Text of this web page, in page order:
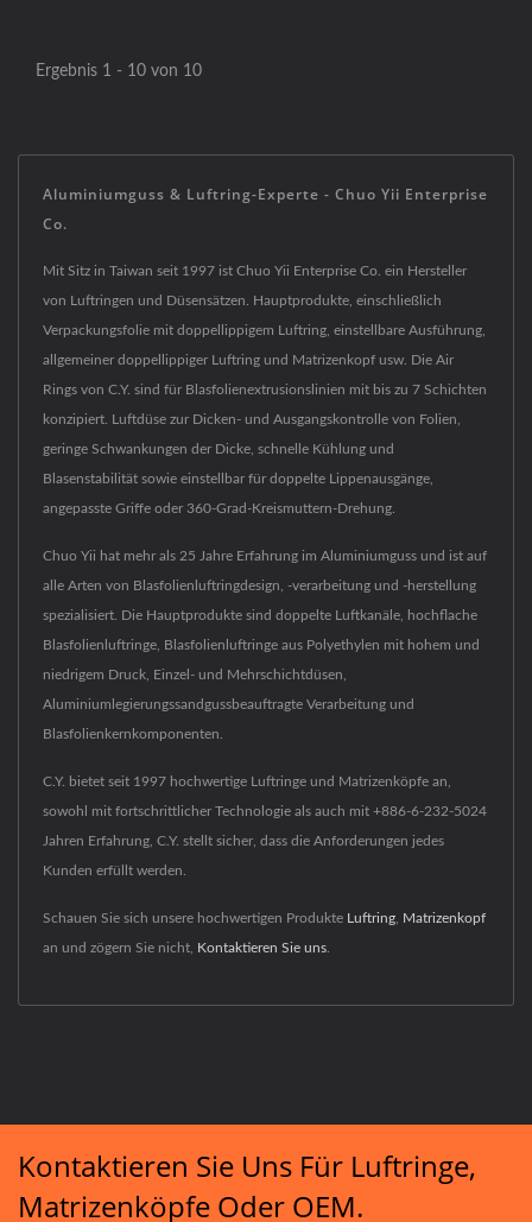
Ergebnis 1 - 10 von 10
Aluminiumguss & Luftring-Experte - Chuo Yii Enterprise
Co.
Mit Sitz in Taiwan seit 1997 ist Chuo Yii Enterprise Co. ein Hersteller
von Luftringen und Düsensätzen. Hauptprodukte, einschließlich
Verpackungsfolie mit doppellippigem Luftring, einstellbare Ausführung,
allgemeiner doppellippiger Luftring und Matrizenkopf usw. Die Air
Rings von C.Y. sind für Blasfolienextrusionslinien mit bis zu 7 Schichten
konzipiert. Luftdüse zur Dicken- und Ausgangskontrolle von Folien,
geringe Schwankungen der Dicke, schnelle Kühlung und
Blasenstabilität sowie einstellbar für doppelte Lippenausgänge,
angepasste Griffe oder 360-Grad-Kreismuttern-Drehung.
Chuo Yii hat mehr als 25 Jahre Erfahrung im Aluminiumguss und ist auf
alle Arten von Blasfolienluftringdesign, -verarbeitung und -herstellung
spezialisiert. Die Hauptprodukte sind doppelte Luftkanäle, hochflache
Blasfolienluftringe, Blasfolienluftringe aus Polyethylen mit hohem und
niedrigem Druck, Einzel- und Mehrschichtdüsen,
Aluminiumlegierungssandgussbeauftragte Verarbeitung und
Blasfolienkernkomponenten.
C.Y. bietet seit 1997 hochwertige Luftringe und Matrizenköpfe an,
sowohl mit fortschrittlicher Technologie als auch mit +886-6-232-5024
Jahren Erfahrung, C.Y. stellt sicher, dass die Anforderungen jedes
Kunden erfüllt werden.
Schauen Sie sich unsere hochwertigen Produkte Luftring Matrizenkopf
an und zögern Sie nicht, Kontaktieren Sie uns
Kontaktieren Sie Uns Für Luftringe,
Matrizenköpfe Oder OEM.